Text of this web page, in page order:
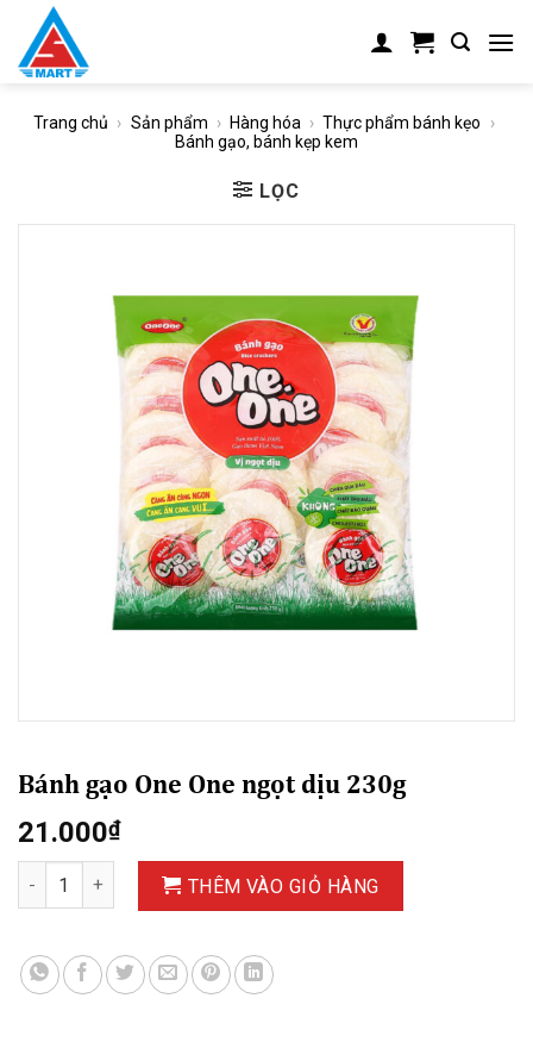
content
Trang chủ › Sản phẩm › Hàng hóa › Thực phẩm bánh kẹo
›
Bánh gạo, bánh kẹp kem
LỌC
Bánh gạo One One ngọt dịu 230g
21.000₫
Bánh gạo One One ngọt dịu 230g số lượng
THÊM VÀO GIỎ HÀNG